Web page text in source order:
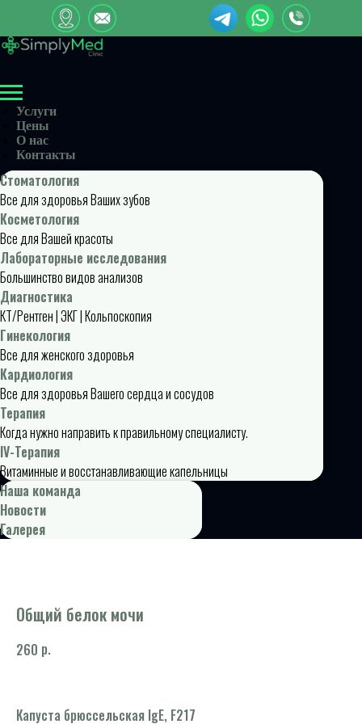
Услуги
Цены
О нас
Контакты
Стоматология
Все для здоровья Ваших зубов
Косметология
Все для Вашей красоты
Лабораторные исследования
Большинство видов анализов
Диагностика
КТ/Рентген | ЭКГ | Кольпоскопия
Гинекология
Все для женского здоровья
Кардиология
Все для здоровья Вашего сердца и сосудов
Терапия
Когда нужно направить к правильному специалисту.
IV-Терапия
Витаминные и восстанавливающие капельницы
Наша команда
Новости
Галерея
Общий белок мочи
260 р.
Капуста брюссельская IgE, F217